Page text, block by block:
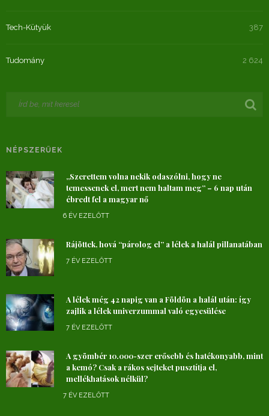
Tech-Kütyük 387
Tudomány 2 624
NÉPSZERŰEK
„Szerettem volna nekik odaszólni, hogy ne
temessenek el, mert nem haltam meg” – 6 nap után
ébredt fel a magyar nő
6 ÉV EZELŐTT
Rájöttek, hová “párolog el” a lélek a halál pillanatában
7 ÉV EZELŐTT
A lélek még 42 napig van a Földön a halál után: így
zajlik a lélek univerzummal való egyesülése
7 ÉV EZELŐTT
A gyömbér 10.000-szer erősebb és hatékonyabb, mint
a kemó? Csak a rákos sejteket pusztítja el,
mellékhatások nélkül?
7 ÉV EZELŐTT